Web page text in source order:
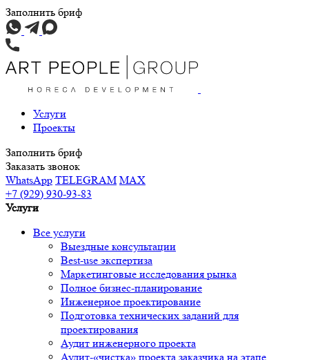
Заполнить бриф
Услуги
Проекты
Заполнить бриф
Заказать звонок
WhatsApp TELEGRAM MAX
+7 (929) 930-93-83
Услуги
Все услуги
Выездные консультации
Best-use экспертиза
Маркетинговые исследования рынка
Полное бизнес-планирование
Инженерное проектирование
Подготовка технических заданий для
проектирования
Аудит инженерного проекта
Аудит-«чистка» проекта заказчика на этапе